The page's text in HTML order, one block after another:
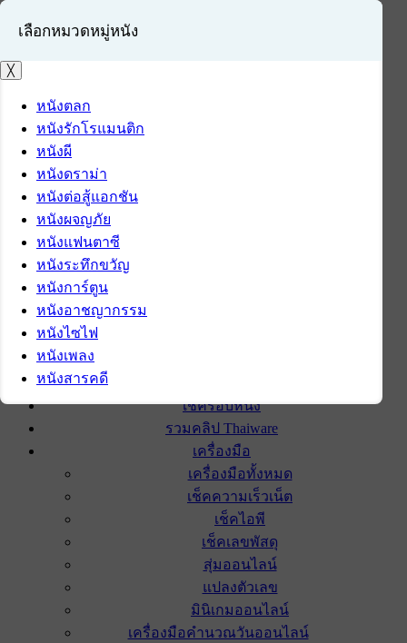
เข้าสู่ระบบ
สมัครสมาชิก
เช็ครอบหนัง
รวมคลิป Thaiware
เครื่องมือ
เครื่องมือทั้งหมด
เช็คความเร็วเน็ต
เช็คไอพี
เช็คเลขพัสดุ
สุ่มออนไลน์
แปลงตัวเลข
มินิเกมออนไลน์
เครื่องมือคำนวณวันออนไลน์
เลือกหมวดหมู่หนัง
╳
หนังตลก
หนังรักโรแมนติก
หนังผี
หนังดราม่า
หนังต่อสู้แอกชัน
หนังผจญภัย
หนังแฟนตาซี
หนังระทึกขวัญ
หนังการ์ตูน
หนังอาชญากรรม
หนังไซไฟ
หนังเพลง
หนังสารคดี